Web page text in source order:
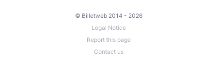
© Billetweb 2014 - 2026
Legal Notice
Report this page
Contact us